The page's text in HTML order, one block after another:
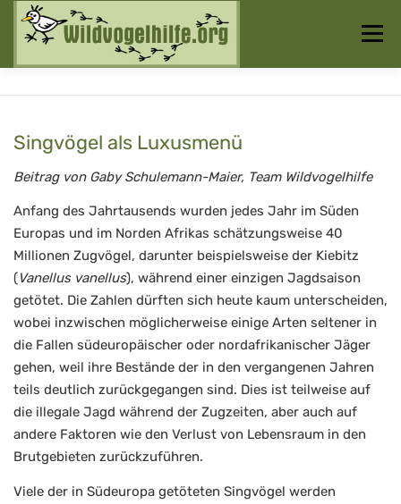
Inhalt
springen
Menü
Auffangstationen
Singvögel als Luxusmenü
Beitrag von Gaby Schulemann-Maier, Team Wildvogelhilfe
Anfang des Jahrtausends wurden jedes Jahr im Süden
Europas und im Norden Afrikas schätzungsweise 40
Millionen Zugvögel, darunter beispielsweise der Kiebitz
(Vanellus vanellus), während einer einzigen Jagdsaison
getötet. Die Zahlen dürften sich heute kaum unterscheiden,
wobei inzwischen möglicherweise einige Arten seltener in
die Fallen südeuropäischer oder nordafrikanischer Jäger
gehen, weil ihre Bestände der in den vergangenen Jahren
teils deutlich zurückgegangen sind. Dies ist teilweise auf
die illegale Jagd während der Zugzeiten, aber auch auf
andere Faktoren wie den Verlust von Lebensraum in den
Brutgebieten zurückzuführen.
Viele der in Südeuropa getöteten Singvögel werden